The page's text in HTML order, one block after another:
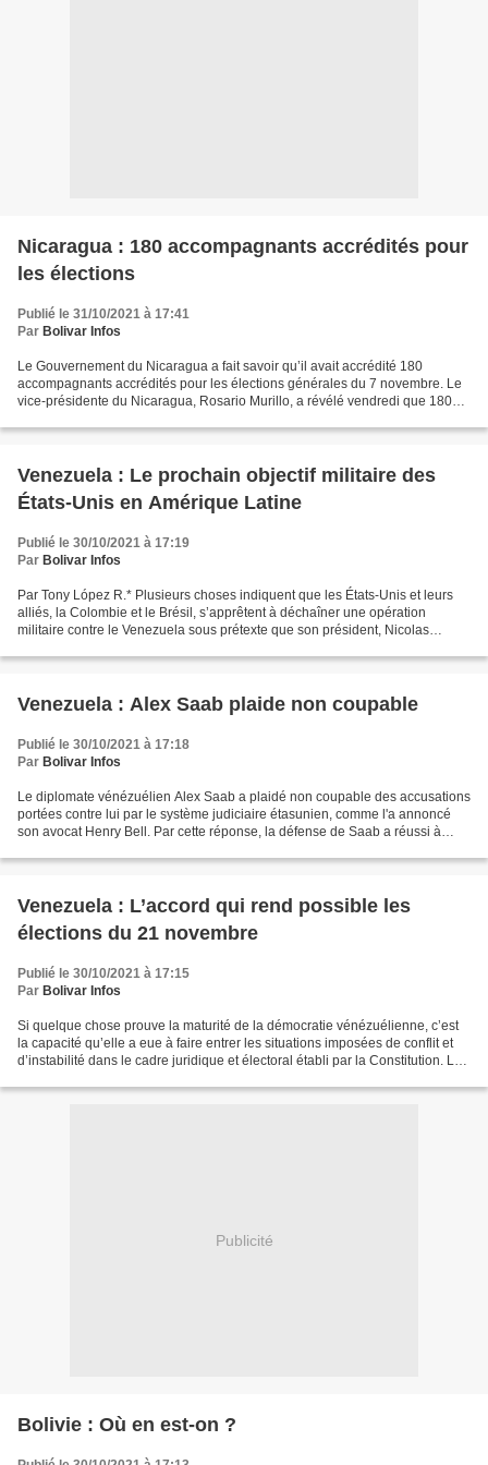
Nicaragua : 180 accompagnants accrédités pour
les élections
Publié le 31/10/2021 à 17:41
Par Bolivar Infos
Le Gouvernement du Nicaragua a fait savoir qu’il avait accrédité 180
accompagnants accrédités pour les élections générales du 7 novembre. Le
vice-présidente du Nicaragua, Rosario Murillo, a révélé vendredi que 180
Venezuela : Le prochain objectif militaire des
États-Unis en Amérique Latine
Publié le 30/10/2021 à 17:19
Par Bolivar Infos
Par Tony López R.* Plusieurs choses indiquent que les États-Unis et leurs
alliés, la Colombie et le Brésil, s’apprêtent à déchaîner une opération
militaire contre le Venezuela sous prétexte que son président, Nicolas
Venezuela : Alex Saab plaide non coupable
Publié le 30/10/2021 à 17:18
Par Bolivar Infos
Le diplomate vénézuélien Alex Saab a plaidé non coupable des accusations
portées contre lui par le système judiciaire étasunien, comme l'a annoncé
son avocat Henry Bell. Par cette réponse, la défense de Saab a réussi à
Venezuela : L’accord qui rend possible les
élections du 21 novembre
Publié le 30/10/2021 à 17:15
Par Bolivar Infos
Si quelque chose prouve la maturité de la démocratie vénézuélienne, c’est
la capacité qu’elle a eue à faire entrer les situations imposées de conflit et
d’instabilité dans le cadre juridique et électoral établi par la Constitution. Les
Publicité
Bolivie : Où en est-on ?